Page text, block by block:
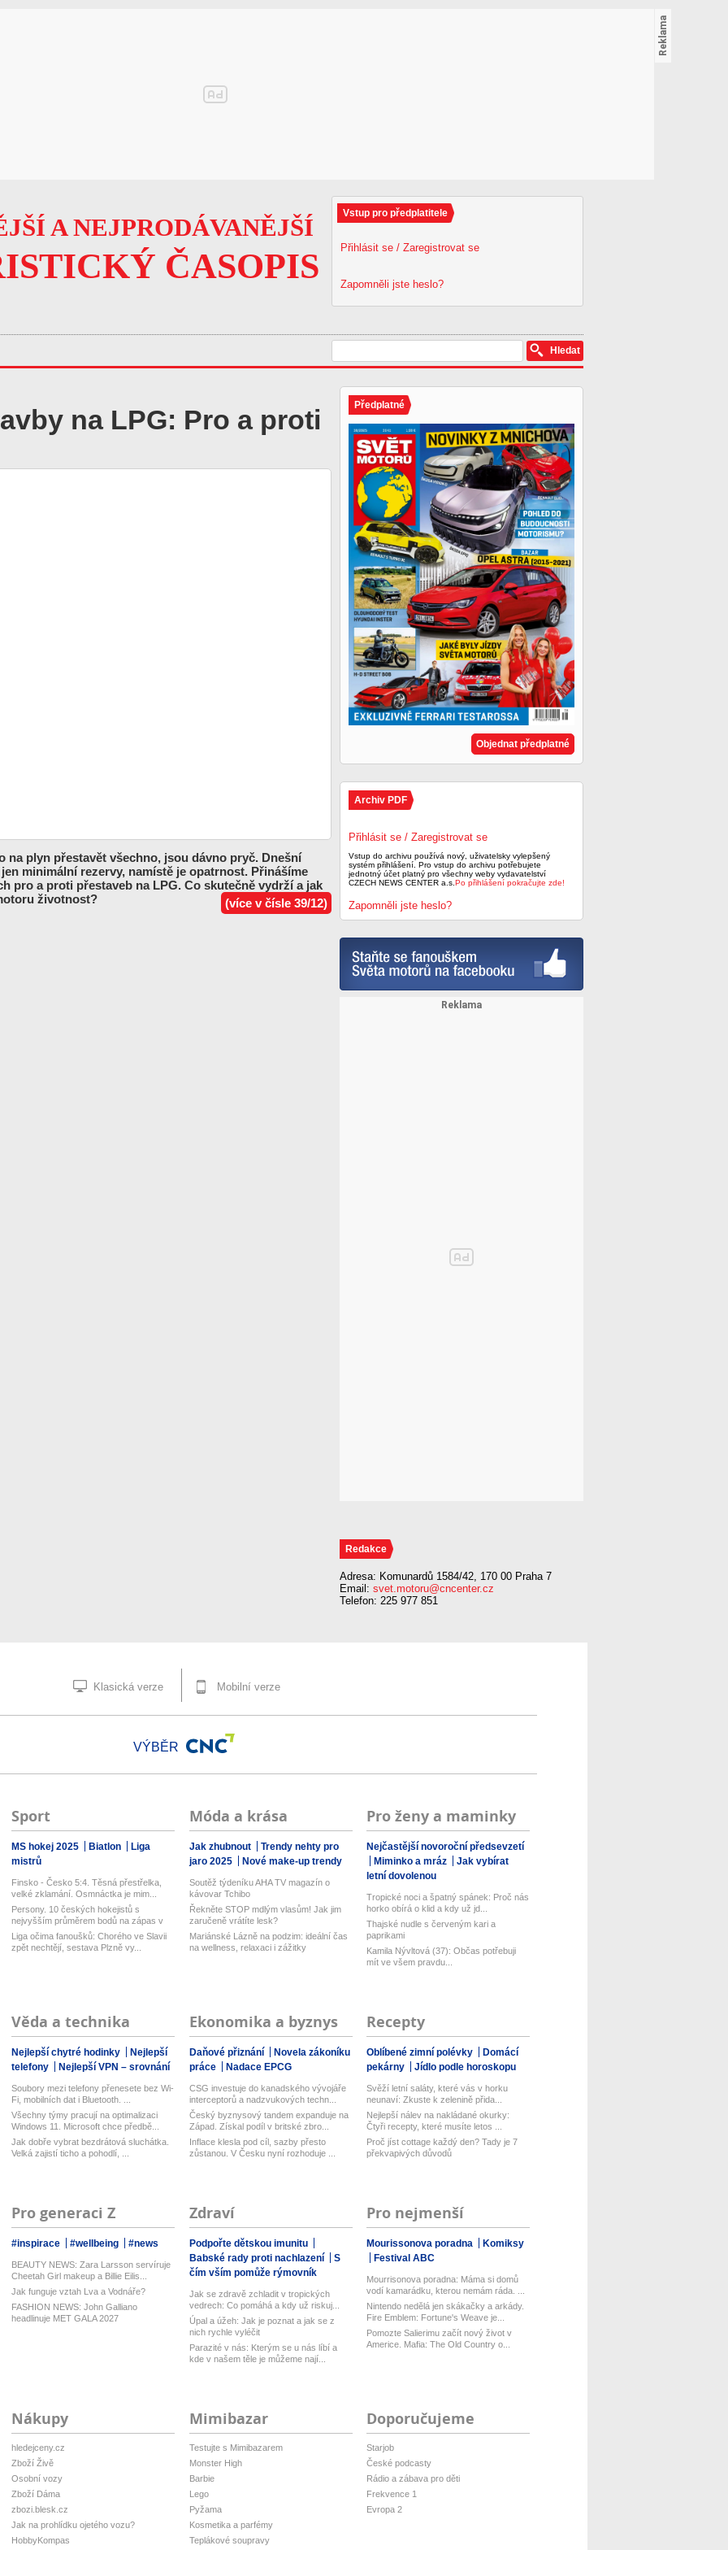
Vstup pro předplatitele
Přihlásit se / Zaregistrovat se
Zapomněli jste heslo?
A NEJPRODÁVANĚJŠÍ
ČASOPIS
na LPG: Pro a proti
na plyn přestavět všechno, jsou dávno pryč. Dnešní
minimální rezervy, namístě je opatrnost. Přinášíme
pro a proti přestaveb na LPG. Co skutečně vydrží a jak
životnost?
(více v čísle 39/12)
Předplatné
Objednat předplatné
Archiv PDF
Přihlásit se / Zaregistrovat se
Vstup do archivu používá nový, uživatelsky vylepšený
systém přihlášení. Pro vstup do archivu potřebujete
jednotný účet platný pro všechny weby vydavatelství
CZECH NEWS CENTER a.s. Po přihlášení pokračujte zde!
Zapomněli jste heslo?
Redakce
Adresa: Komunardů 1584/42, 170 00 Praha 7
Email: svet.motoru@cncenter.cz
Telefon: 225 977 851
Klasická verze Mobilní verze
VÝBĚR
Sport
MS hokej 2025 Biatlon
Liga
mistrů
Finsko - Česko 5:4. Těsná přestřelka,
velké zklamání. Osmnáctka je mim...
Persony. 10 českých hokejistů s
nejvyšším průměrem bodů na zápas v
his...
Liga očima fanoušků: Chorého ve Slavii
zpět nechtějí, sestava Plzně vy...
Móda a krása
Jak zhubnout
Trendy nehty pro
jaro 2025
Nové make-up trendy
Soutěž týdeníku AHA TV magazín o
kávovar Tchibo
Řekněte STOP mdlým vlasům! Jak jim
zaručeně vrátíte lesk?
Mariánské Lázně na podzim: ideální čas
na wellness, relaxaci i zážitky
Pro ženy a maminky
Nejčastější novoroční předsevzetí
Miminko a mráz
Jak vybírat
letní dovolenou
Tropické noci a špatný spánek: Proč nás
horko obírá o klid a kdy už jd...
Thajské nudle s červeným kari a
paprikami
Kamila Nývltová (37): Občas potřebuji
mít ve všem pravdu...
Věda a technika
Nejlepší chytré hodinky
Nejlepší
telefony
Nejlepší VPN – srovnání
Soubory mezi telefony přenesete bez Wi-
Fi, mobilních dat i Bluetooth. ...
Všechny týmy pracují na optimalizaci
Windows 11. Microsoft chce předbě...
Jak dobře vybrat bezdrátová sluchátka.
Velká zajistí ticho a pohodlí, ...
Ekonomika a byznys
Daňové přiznání
Novela zákoníku
práce
Nadace EPCG
CSG investuje do kanadského vývojáře
interceptorů a nadzvukových techn...
Český byznysový tandem expanduje na
Západ. Získal podíl v britské zbro...
Inflace klesla pod cíl, sazby přesto
zůstanou. V Česku nyní rozhoduje ...
Recepty
Oblíbené zimní polévky
Domácí
pekárny
Jídlo podle horoskopu
Svěží letní saláty, které vás v horku
neunaví: Zkuste k zelenině přida...
Nejlepší nálev na nakládané okurky:
Čtyři recepty, které musíte letos ...
Proč jíst cottage každý den? Tady je 7
překvapivých důvodů
Pro generaci Z
#inspirace #wellbeing #news
BEAUTY NEWS: Zara Larsson servíruje
Cheetah Girl makeup a Billie Eilis...
Jak funguje vztah Lva a Vodnáře?
FASHION NEWS: John Galliano
headlinuje MET GALA 2027
Zdraví
Podpořte dětskou imunitu
Babské rady proti nachlazení
S
čím vším pomůže rýmovník
Jak se zdravě zchladit v tropických
vedrech: Co pomáhá a kdy už riskuj...
Úpal a úžeh: Jak je poznat a jak se z
nich rychle vyléčit
Parazité v nás: Kterým se u nás líbí a
kde v našem těle je můžeme nají...
Pro nejmenší
Mourissonova poradna
Komiksy
Festival ABC
Mourrisonova poradna: Máma si domů
vodí kamarádku, kterou nemám ráda. ...
Nintendo nedělá jen skákačky a arkády.
Fire Emblem: Fortune's Weave je...
Pomozte Salierimu začít nový život v
Americe. Mafia: The Old Country o...
Nákupy
hledejceny.cz
Zboží Živě
Osobní vozy
Zboží Dáma
zbozi.blesk.cz
Jak na prohlídku ojetého vozu?
HobbyKompas
Mimibazar
Testujte s Mimibazarem
Monster High
Barbie
Lego
Pyžama
Kosmetika a parfémy
Teplákové soupravy
Doporučujeme
Starjob
České podcasty
Rádio a zábava pro děti
Frekvence 1
Evropa 2